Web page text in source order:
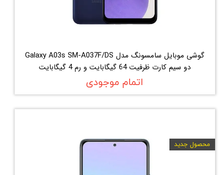
گوشی موبایل سامسونگ مدل Galaxy A03s SM-A037F/DS
دو سیم کارت ظرفیت 64 گیگابایت و رم 4 گیگابایت
اتمام موجودی
محصول جدید